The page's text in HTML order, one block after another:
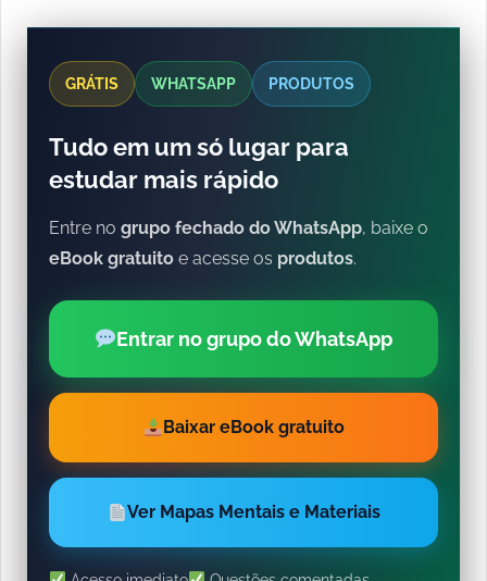
GRÁTIS WHATSAPP PRODUTOS
Tudo em um só lugar para
estudar mais rápido
Entre no grupo fechado do WhatsApp, baixe o
eBook gratuito e acesse os produtos.
Entrar no grupo do WhatsApp
Baixar eBook gratuito
Ver Mapas Mentais e Materiais